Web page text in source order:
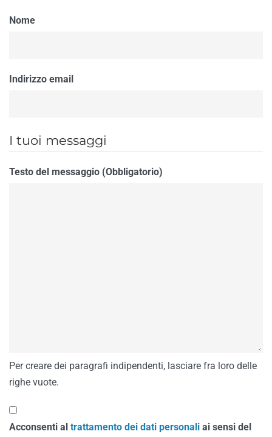
Nome
Indirizzo email
I tuoi messaggi
Testo del messaggio (Obbligatorio)
Per creare dei paragrafi indipendenti, lasciare fra loro delle
righe vuote.
Acconsenti al trattamento dei dati personali ai sensi del